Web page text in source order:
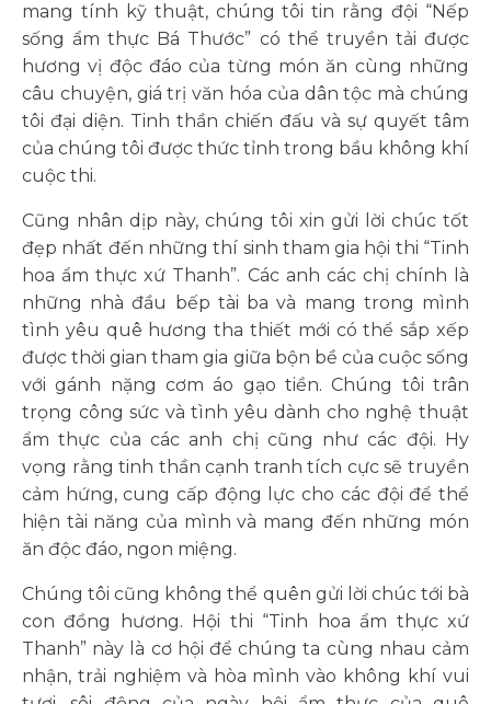
mang tính kỹ thuật, chúng tôi tin rằng đội “Nếp
sống ẩm thực Bá Thước” có thể truyền tải được
hương vị độc đáo của từng món ăn cùng những
câu chuyện, giá trị văn hóa của dân tộc mà chúng
tôi đại diện. Tinh thần chiến đấu và sự quyết tâm
của chúng tôi được thức tỉnh trong bầu không khí
cuộc thi.
Cũng nhân dịp này, chúng tôi xin gửi lời chúc tốt
đẹp nhất đến những thí sinh tham gia hội thi “Tinh
hoa ẩm thực xứ Thanh”. Các anh các chị chính là
những nhà đầu bếp tài ba và mang trong mình
tình yêu quê hương tha thiết mới có thể sắp xếp
được thời gian tham gia giữa bộn bề của cuộc sống
với gánh nặng cơm áo gạo tiền. Chúng tôi trân
trọng công sức và tình yêu dành cho nghệ thuật
ẩm thực của các anh chị cũng như các đội. Hy
vọng rằng tinh thần cạnh tranh tích cực sẽ truyền
cảm hứng, cung cấp động lực cho các đội để thể
hiện tài năng của mình và mang đến những món
ăn độc đáo, ngon miệng.
Chúng tôi cũng không thể quên gửi lời chúc tới bà
con đồng hương. Hội thi “Tinh hoa ẩm thực xứ
Thanh” này là cơ hội để chúng ta cùng nhau cảm
nhận, trải nghiệm và hòa mình vào không khí vui